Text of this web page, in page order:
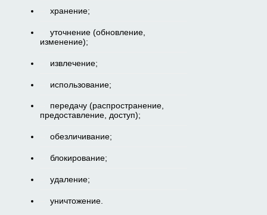
хранение;
уточнение (обновление,
изменение);
извлечение;
использование;
передачу (распространение,
предоставление, доступ);
обезличивание;
блокирование;
удаление;
уничтожение.